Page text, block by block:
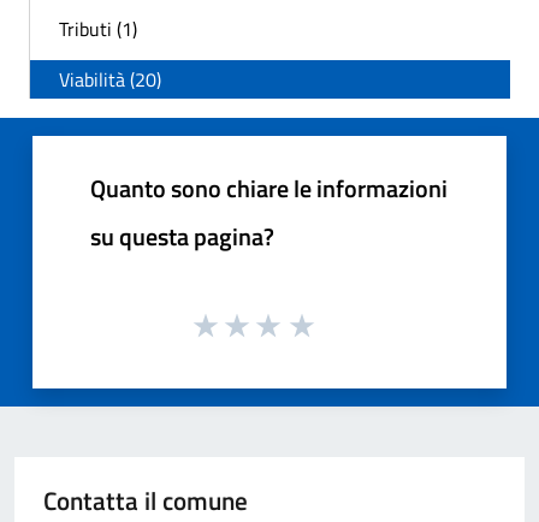
Tributi (1)
Viabilità (20)
Quanto sono chiare le informazioni
su questa pagina?
Contatta il comune